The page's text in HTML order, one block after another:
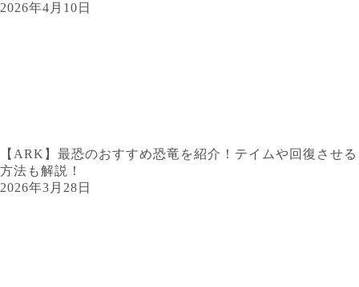
2026年4月10日
【ARK】最恐のおすすめ恐竜を紹介！テイムや回復させる
方法も解説！
2026年3月28日